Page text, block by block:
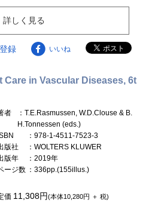
詳しく見る
録 いいね
Care in Vascular Diseases, 6t
者
：T.E.Rasmussen, W.D.Clouse & B.
H.Tonnessen (eds.)
：978-1-4511-7523-3
版社
：WOLTERS KLUWER
版年
：2019年
ージ数 ：336pp.(155illus.)
価 11,308円(本体10,280円 ＋ 税)